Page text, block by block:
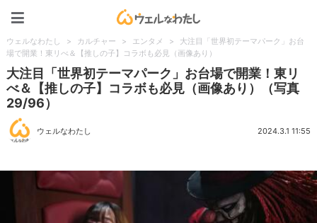
ウェルなわたし > カルチャー > エンタメ >
大注目「世界初テーマパーク」お台
場で開業！東リべ＆【推しの子】コラボも必見（画像あり）
大注目「世界初テーマパーク」お台場で開業！東リ
べ＆【推しの子】コラボも必見（画像あり）（写真
29/96）
ウェルなわたし 2024.3.1 11:55